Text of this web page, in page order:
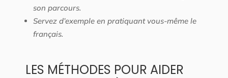
son parcours.
Servez d’exemple en pratiquant vous-même le
français.
LES MÉTHODES POUR AIDER